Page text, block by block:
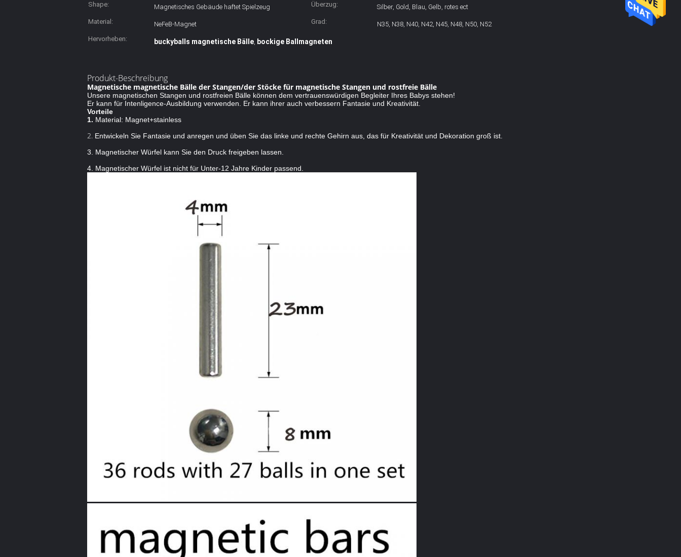
Shape:
Magnetisches Gebäude haftet Spielzeug Überzug:
Silber, Gold, Blau, Gelb, rotes ect
Material:
NeFeB-Magnet Grad:
N35, N38, N40, N42, N45, N48, N50, N52
Hervorheben:
buckyballs magnetische Bälle, bockige Ballmagneten
Produkt-Beschreibung
Magnetische magnetische Bälle der Stangen/der Stöcke für magnetische Stangen und rostfreie Bälle
Unsere magnetischen Stangen und rostfreien Bälle können dem vertrauenswürdigen Begleiter Ihres Babys stehen!
Er kann für Intenligence-Ausbildung verwenden. Er kann ihrer auch verbessern Fantasie und Kreativität.
Vorteile
1. Material: Magnet+stainless
2. Entwickeln Sie Fantasie und anregen und üben Sie das linke und rechte Gehirn aus, das für Kreativität und Dekoration groß ist.
3. Magnetischer Würfel kann Sie den Druck freigeben lassen.
4. Magnetischer Würfel ist nicht für Unter-12 Jahre Kinder passend.